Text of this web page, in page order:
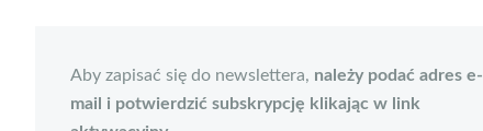
Aby zapisać się do newslettera, należy podać adres e-
mail i potwierdzić subskrypcję klikając w link